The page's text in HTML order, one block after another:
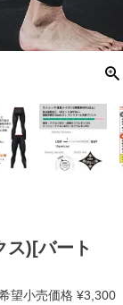
ス)[バート
望小売価格 ¥3,300